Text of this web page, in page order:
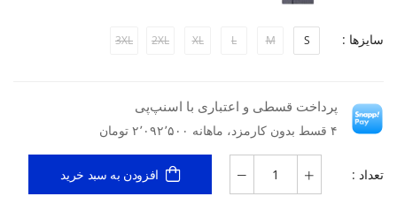
سایزها : S
M
L
XL
2XL
3XL
پرداخت قسطی و اعتباری با اسنپ‌پی
۴ قسط بدون کارمزد، ماهانه ۲٬۰۹۲٬۵۰۰ تومان
تعداد : افزودن به سبد خرید